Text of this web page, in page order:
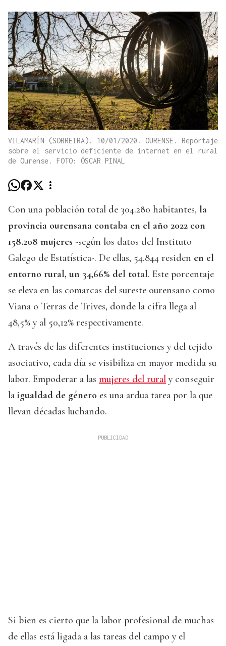
VILAMARÍN (SOBREIRA). 10/01/2020. OURENSE. Reportaje
sobre el servicio deficiente de internet en el rural
de Ourense. FOTO: ÓSCAR PINAL
Con una población total de 304.280 habitantes, la
provincia ourensana contaba en el año 2022 con
158.208 mujeres -según los datos del Instituto
Galego de Estatística-. De ellas, 54.844 residen en el
entorno rural, un 34,66% del total. Este porcentaje
se eleva en las comarcas del sureste ourensano como
Viana o Terras de Trives, donde la cifra llega al
48,5% y al 50,12% respectivamente.
A través de las diferentes instituciones y del tejido
asociativo, cada día se visibiliza en mayor medida su
labor. Empoderar a las mujeres del rural y conseguir
la igualdad de género es una ardua tarea por la que
llevan décadas luchando.
Si bien es cierto que la labor profesional de muchas
de ellas está ligada a las tareas del campo y el